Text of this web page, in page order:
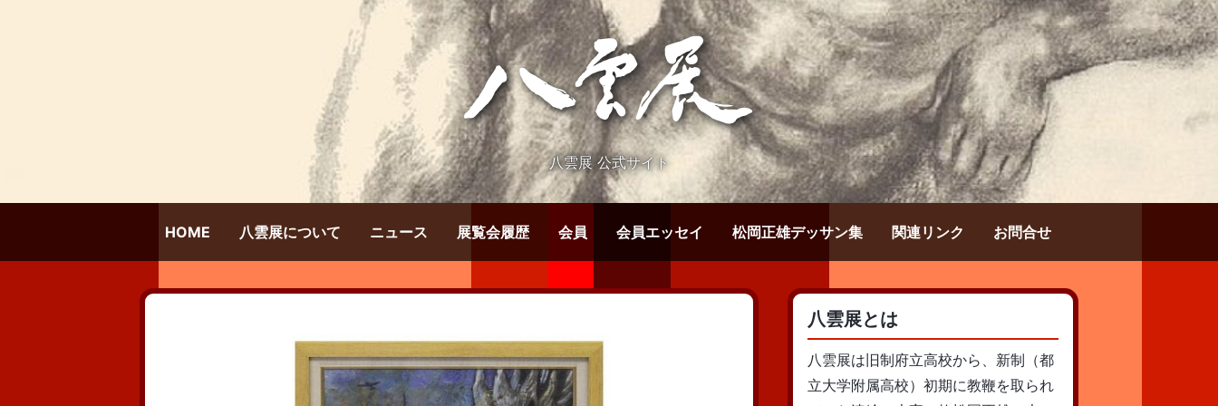
八雲展 公式サイト
HOME 八雲展について ニュース 展覧会履歴 会員 会員エッセイ 松岡正雄デッサン集 関連リンク お問合せ
八雲展とは
八雲展は旧制府立高校から、新制（都
立大学附属高校）初期に教鞭を取られ